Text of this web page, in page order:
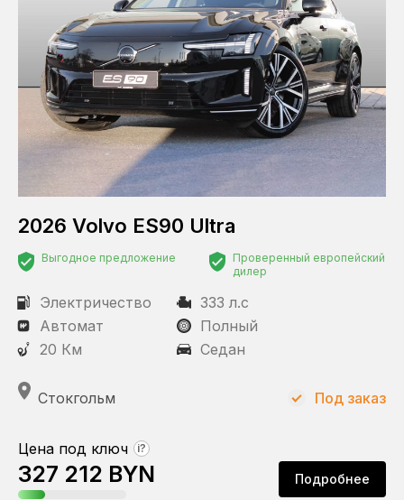
2026 Volvo ES90 Ultra
Выгодное предложение
Проверенный европейский
дилер
Электричество
333 л.с
Автомат
Полный
20 Км
Седан
Стокгольм
Цена под ключ ?
327 212 BYN Подробнее
Под заказ